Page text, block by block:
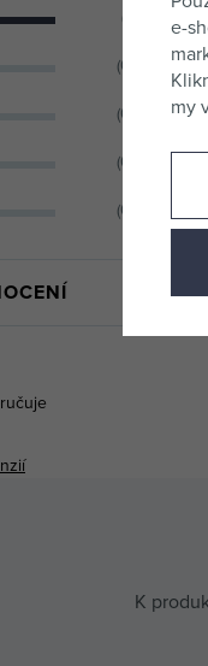
(0)
(0)
(0)
(0)
K
e-
my